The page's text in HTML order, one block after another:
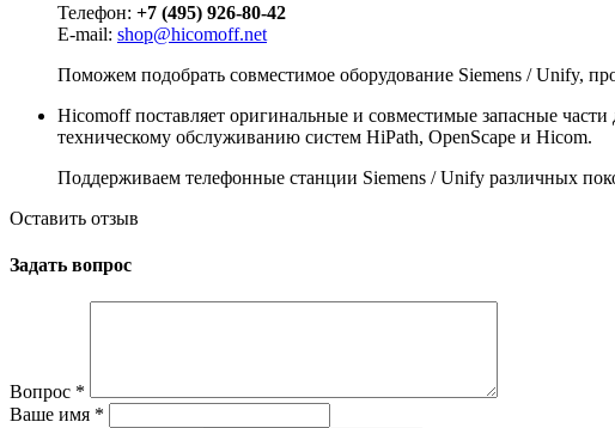
Телефон: +7 (495) 926-80-42
E-mail: shop@hicomoff.net
Поможем подобрать совместимое оборудование Siemens / Unify,
Hicomoff поставляет оригинальные и совместимые запасные
техническому обслуживанию систем HiPath, OpenScape и Hicom.
Поддерживаем телефонные станции Siemens / Unify различных
Оставить отзыв
Задать вопрос
Вопрос *
Ваше имя *